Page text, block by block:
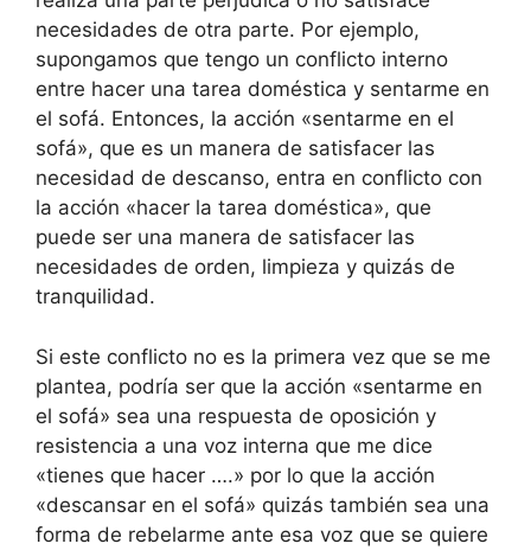
necesidades de otra parte. Por ejemplo,
supongamos que tengo un conflicto interno
entre hacer una tarea doméstica y sentarme en
el sofá. Entonces, la acción «sentarme en el
sofá», que es un manera de satisfacer las
necesidad de descanso, entra en conflicto con
la acción «hacer la tarea doméstica», que
puede ser una manera de satisfacer las
necesidades de orden, limpieza y quizás de
tranquilidad.
Si este conflicto no es la primera vez que se me
plantea, podría ser que la acción «sentarme en
el sofá» sea una respuesta de oposición y
resistencia a una voz interna que me dice
«tienes que hacer ….» por lo que la acción
«descansar en el sofá» quizás también sea una
forma de rebelarme ante esa voz que se quiere